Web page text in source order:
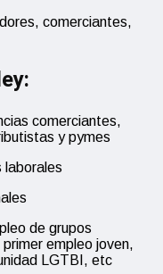
comerciantes,
comerciantes,
y pymes
laborales
de grupos
empleo joven,
LGTBI, etc